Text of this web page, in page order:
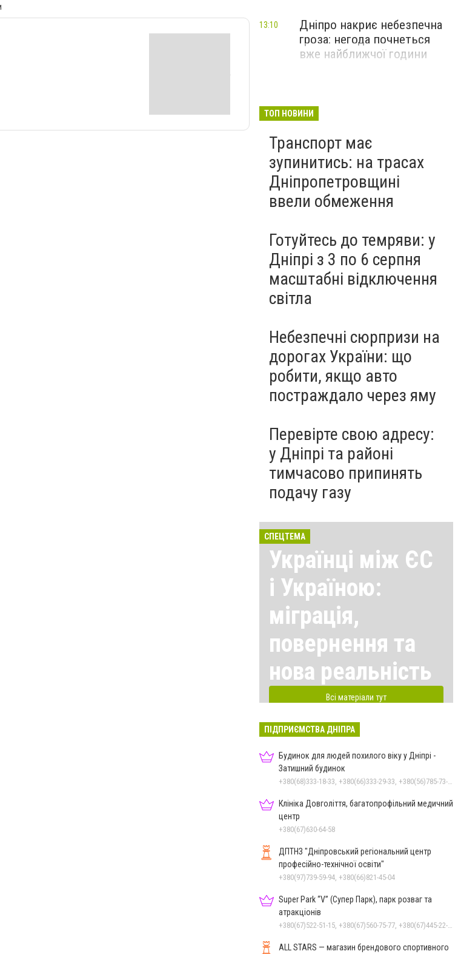
Дніпро накриє небезпечна
гроза: негода почнеться
вже найближчої години
13:10
ТОП НОВИНИ
Транспорт має
зупинитись: на трасах
Дніпропетровщині
ввели обмеження
Готуйтесь до темряви: у
Дніпрі з 3 по 6 серпня
масштабні відключення
світла
Небезпечні сюрпризи на
дорогах України: що
робити, якщо авто
постраждало через яму
Перевірте свою адресу:
у Дніпрі та районі
тимчасово припинять
подачу газу
СПЕЦТЕМА
Українці між ЄС
і Україною:
міграція,
повернення та
нова реальність
Всі матеріали тут
ПІДПРИЄМСТВА ДНІПРА
Будинок для людей похилого віку у Дніпрі -
Затишний будинок
Клініка Довголіття, багатопрофільний медичний
центр
+380(67)630-64-58
ДПТНЗ "Дніпровський регіональний центр
професійно-технічної освіти"
+380(97)739-59-94, +380(66)821-45-04
Super Park “V” (Супер Парк), парк розваг та
атракціонів
ALL STARS — магазин брендового спортивного